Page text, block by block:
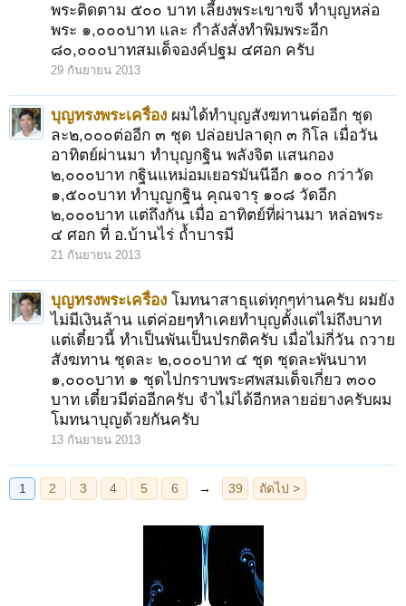
พระติดตาม ๕๐๐ บาท เลี้ยงพระเขาขจี ทำบุญหล่อ
พระ ๑,๐๐๐บาท และ กำลังสั่งทำพิมพระอีก
๘๐,๐๐๐บาทสมเด็จองค์ปฐม ๔ศอก ครับ
29 กันยายน 2013
บุญทรงพระเครื่อง ผมได้ทำบุญสังฆทานต่ออีก ชุด
ละ๒,๐๐๐ต่ออีก ๓ ชุด ปล่อยปลาดุก ๓ กิโล เมื่อวัน
อาทิตย์ผ่านมา ทำบุญกฐิน พลังจิต แสนกอง
๒,๐๐๐บาท กฐินแหม่อมเยอรมันนีอีก ๑๐๐ กว่าวัด
๑,๕๐๐บาท ทำบุญกฐิน คุณจารุ ๑๐๘ วัดอีก
๒,๐๐๐บาท แต่ถึงกัน เมื่อ อาทิตย์ที่ผ่านมา หล่อพระ
๔ ศอก ที่ อ.บ้านไร่ ถ้ำบารมี
21 กันยายน 2013
บุญทรงพระเครื่อง โมทนาสาธุแด่ทุกๆท่านครับ ผมยัง
ไม่มีเงินล้าน แต่ค่อยๆทำเคยทำบุญตั้งแต่ไม่ถึงบาท
แต่เดี๋ยวนี้ ทำเป็นพันเป็นปรกติครับ เมื่อไม่กี่วัน ถวาย
สังฆทาน ชุดละ ๒,๐๐๐บาท ๔ ชุด ชุดละพันบาท
๑,๐๐๐บาท ๑ ชุดไปกราบพระศพสมเด็จเกี่ยว ๓๐๐
บาท เดี๋ยวมีต่ออีกครับ จำไม่ได้อีกหลายอ่ยางครับผม
โมทนาบุญด้วยกันครับ
13 กันยายน 2013